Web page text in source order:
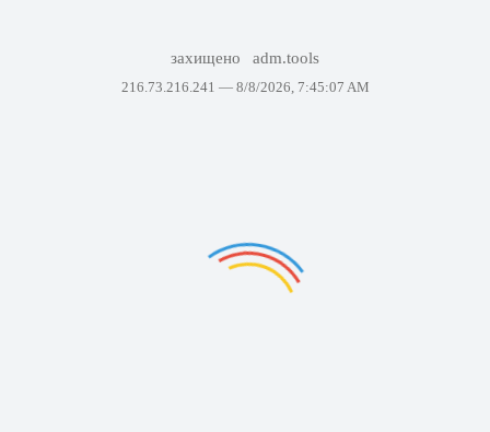
захищено adm.tools
216.73.216.241 — 8/8/2026, 7:45:07 AM